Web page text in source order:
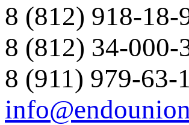
8 (812) 918-18-
8 (812) 34-000-
8 (911) 979-63-